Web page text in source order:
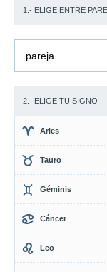
1.- ELIGE ENTRE
pareja
2.- ELIGE TU SIGNO
Aries
Tauro
Géminis
Cáncer
Leo